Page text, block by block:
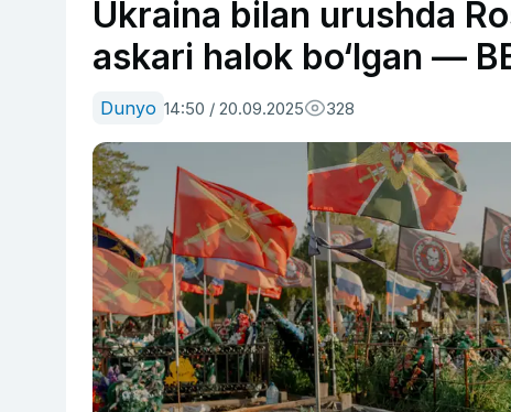
Ukraina bilan urushda
askari halok bo‘lgan —
Dunyo 14:50 / 20.09.2025 328